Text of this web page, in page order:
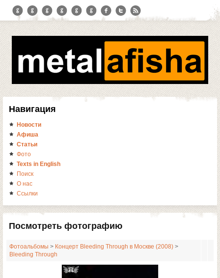
Навигация
Новости
Афиша
Статьи
Фото
Texts in English
Поиск
О нас
Ссылки
Посмотреть фотографию
Фотоальбомы > Концерт Bleeding Through в Москве (2008) >
Bleeding Through